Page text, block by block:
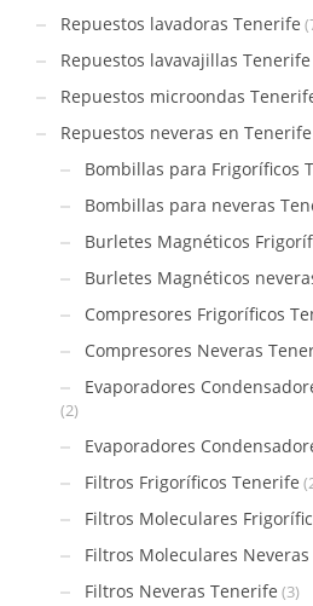
Repuestos lavadoras Tenerife
Repuestos lavavajillas Tenerife
Repuestos microondas
Repuestos neveras en Tenerife
Bombillas para Frigoríficos
Bombillas para neveras
Burletes Magnéticos
Burletes Magnéticos
Compresores Frigoríficos
Compresores Neveras
Evaporadores
(2)
Evaporadores
Filtros Frigoríficos Tenerife
Filtros Moleculares
Filtros Moleculares
Filtros Neveras Tenerife (3)